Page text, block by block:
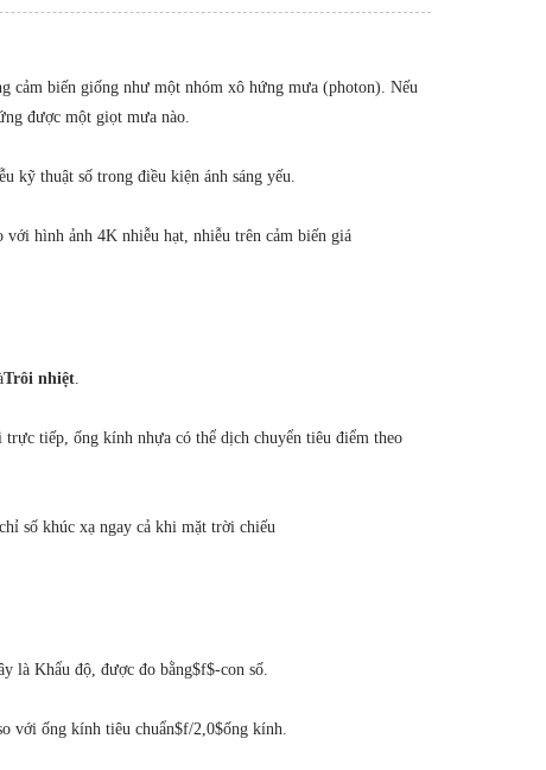
cảm biến giống như một nhóm xô hứng mưa (photon). Nếu
được một giọt mưa nào.
kỹ thuật số trong điều kiện ánh sáng yếu.
hình ảnh 4K nhiễu hạt, nhiễu trên cảm biến giá
Trôi nhiệt
tiếp, ống kính nhựa có thể dịch chuyển tiêu điểm theo
số khúc xạ ngay cả khi mặt trời chiếu
là Khẩu độ, được đo bằng$f$-con số.
với ống kính tiêu chuẩn$f/2,0$ống kính.